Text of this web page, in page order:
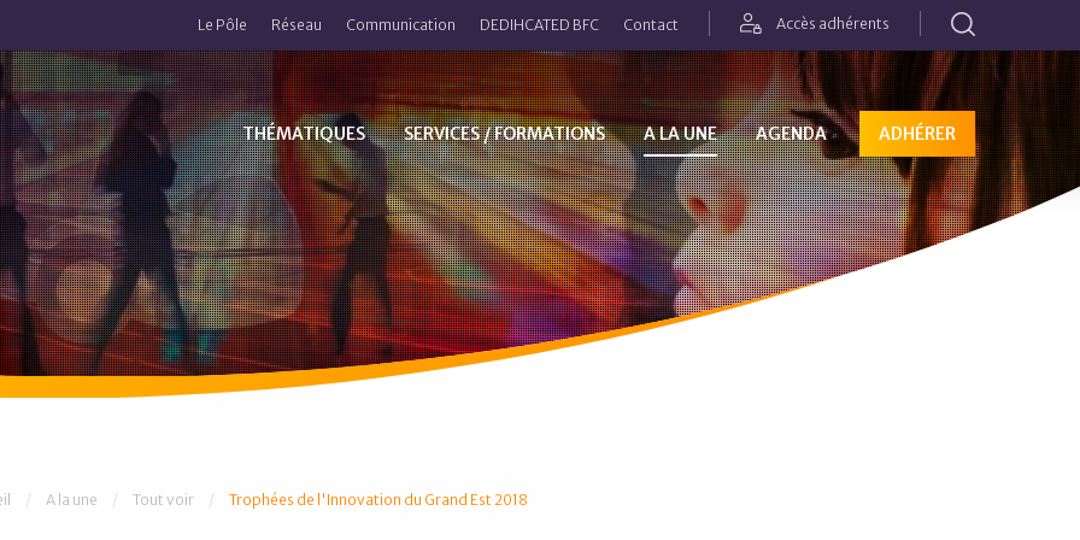
Le Pôle Réseau Communication DEDIHCATED BFC Contact Accès adhérents
THÉMATIQUES SERVICES / FORMATIONS A LA UNE AGENDA ADHÉRER
êtes ici :
A la une Tout voir Trophées de l'Innovation du Grand Est 2018